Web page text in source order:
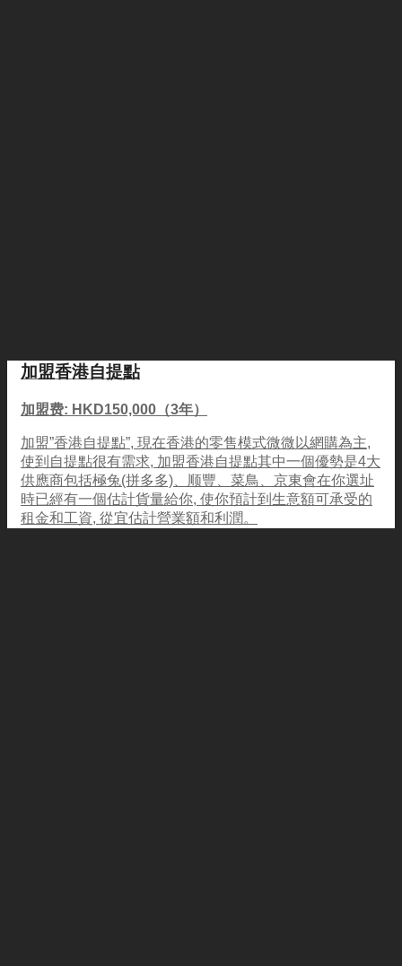
加盟香港自提點
加盟费: HKD150,000（3年）
加盟”香港自提點”, 現在香港的零售模式微微以網購為主,
使到自提點很有需求, 加盟香港自提點其中一個優勢是4大
供應商包括極兔(拼多多)、顺豐、菜鳥、京東會在你選址
時已經有一個估計貨量給你, 使你預計到生意額可承受的
租金和工資, 從宜估計營業額和利潤。